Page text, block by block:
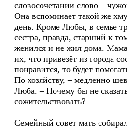
словосочетании слово –
Она вспоминает такой же
день. Кроме Любы, в семье
сестра, правда, старший к
женился и не жил дома.
их, что привезёт из города
понравится, то будет
По хозяйству, – медленно
Люба. – Почему бы не
сожительствовать?
Семейный совет мать